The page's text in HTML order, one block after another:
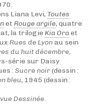
Liana Levi, Toutes
et Rouge argile, quatre
la trilogie Kia Oraet
Rues de Lyonau sein
du huit décembre,
série sur Daisy
: Sucre noir(dessin :
bleu, 1945 (dessin :
Dessinée.